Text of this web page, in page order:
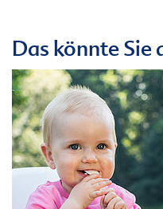
Das könnte Sie